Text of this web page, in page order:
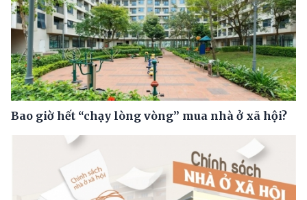
Bao giờ hết “chạy lòng vòng” mua nhà ở xã hội?